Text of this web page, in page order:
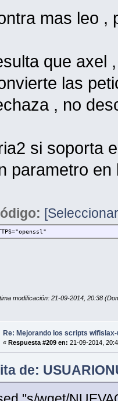
mas leo
que axel
las
, no
si soporta
parametro
modificación: 21-09-2014, 20:38
Re: Mejorando los scripts
« Respuesta #209 en: 21-09-2014,
de: